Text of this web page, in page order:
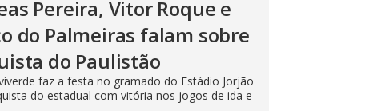
Pereira, Vitor Roque e
do Palmeiras falam sobre
do Paulistão
faz a festa no gramado do Estádio Jorjão
do estadual com vitória nos jogos de ida e